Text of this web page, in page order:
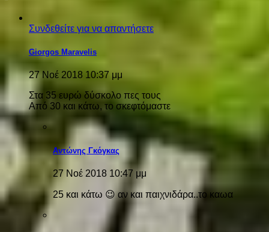
Συνδεθείτε για να απαντήσετε
Giorgos Maravelis
27 Νοέ 2018 10:37 μμ
Στα 35 ευρώ δύσκολο πες τους
Από 30 και κάτω, το σκεφτόμαστε
Αντώνης Γκόγκας
27 Νοέ 2018 10:47 μμ
25 και κάτω 😉 αν και παιχνιδάρα..το καωα